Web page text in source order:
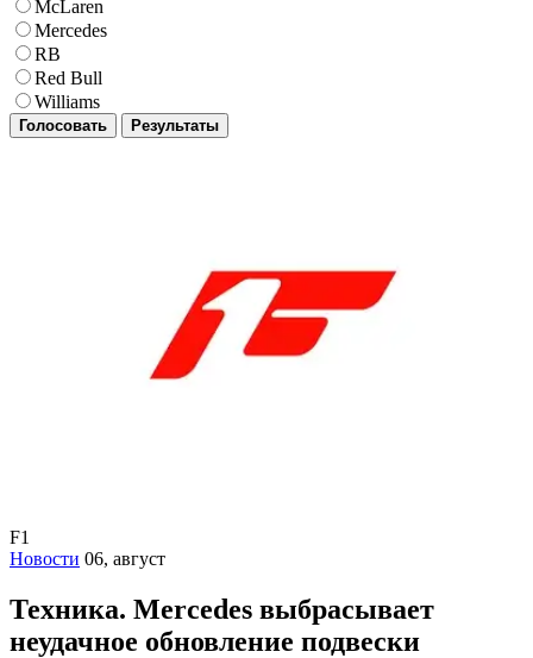
McLaren
Mercedes
RB
Red Bull
Williams
Голосовать Результаты
F1
Новости 06, август
Техника. Mercedes выбрасывает
неудачное обновление подвески